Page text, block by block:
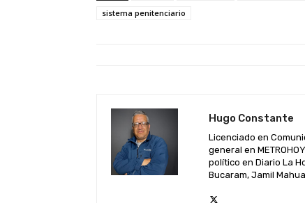
sistema penitenciario
Hugo Constante
Licenciado en
general en
político en Diario La
Bucaram, Jamil